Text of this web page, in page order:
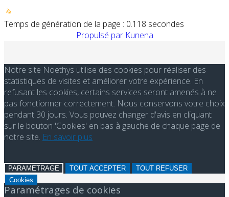
Temps de génération de la page : 0.118 secondes
Propulsé par Kunena
Notre site Noethys utilise des cookies pour réaliser des
statistiques de visites et améliorer votre expérience. En
refusant les cookies, certains services seront amenés à ne
pas fonctionner correctement. Nous conservons votre choix
pendant 30 jours. Vous pouvez changer d'avis en cliquant
sur le bouton 'Cookies' en bas à gauche de chaque page de
notre site. En savoir plus
PARAMETRAGE TOUT ACCEPTER
TOUT REFUSER
Cookies
Paramétrages de cookies